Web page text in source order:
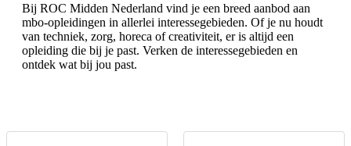
Bij ROC Midden Nederland vind je een breed aanbod aan
mbo-opleidingen in allerlei interessegebieden. Of je nu houdt
van techniek, zorg, horeca of creativiteit, er is altijd een
opleiding die bij je past. Verken de interessegebieden en
ontdek wat bij jou past.